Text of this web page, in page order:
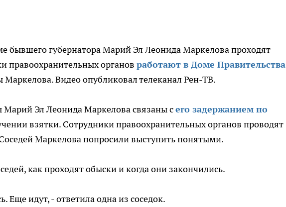
бывшего губернатора Марий Эл Леонида Маркелова проходят
правоохранительных органов работают в Доме Правительства
Видео опубликовал телеканал Рен-ТВ.
Марий Эл Леонида Маркелова связаны сего задержанием по
взятки. Сотрудники правоохранительных органов проводят
Маркелова попросили выступить понятыми.
как проходят обыски и когда они закончились.
Еще идут, - ответила одна из соседок.